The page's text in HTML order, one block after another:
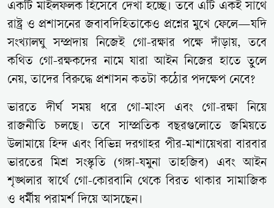
একটি মাইলফলক হিসেবে দেখা হচ্ছে। তবে এটি একই সাথে
রাষ্ট্র ও প্রশাসনের জবাবদিহিতাকেও প্রশ্নের মুখে ফেলে—যদি
সংখ্যালঘু সম্প্রদায় নিজেই গো-রক্ষার পক্ষে দাঁড়ায়, তবে
কথিত গো-রক্ষকদের নামে যারা আইন নিজের হাতে তুলে
নেয়, তাদের বিরুদ্ধে প্রশাসন কতটা কঠোর পদক্ষেপ নেবে?
ভারতে দীর্ঘ সময় ধরে গো-মাংস এবং গো-রক্ষা নিয়ে
রাজনীতি চলছে। তবে সাম্প্রতিক বছরগুলোতে জমিয়তে
উলামায়ে হিন্দ এবং বিভিন্ন দরগাহর পীর-মাশায়েখরা বারবার
ভারতের মিশ্র সংস্কৃতি (গঙ্গা-যমুনা তাহজিব) এবং আইন
শৃঙ্খলার স্বার্থে গো-কোরবানি থেকে বিরত থাকার সামাজিক
ও ধর্মীয় পরামর্শ দিয়ে আসছেন।